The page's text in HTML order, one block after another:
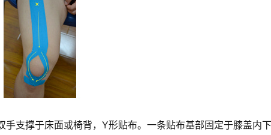
支撑于床面或椅背，Y形贴布。一条贴布基部固定于膝盖内下